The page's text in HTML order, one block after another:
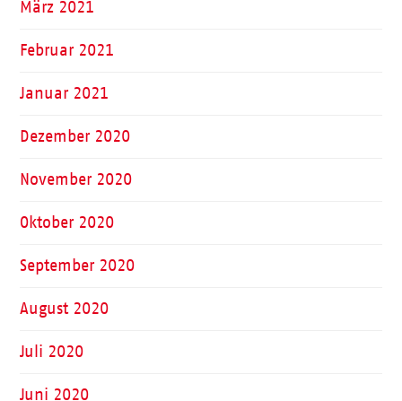
März 2021
Februar 2021
Januar 2021
Dezember 2020
November 2020
Oktober 2020
September 2020
August 2020
Juli 2020
Juni 2020